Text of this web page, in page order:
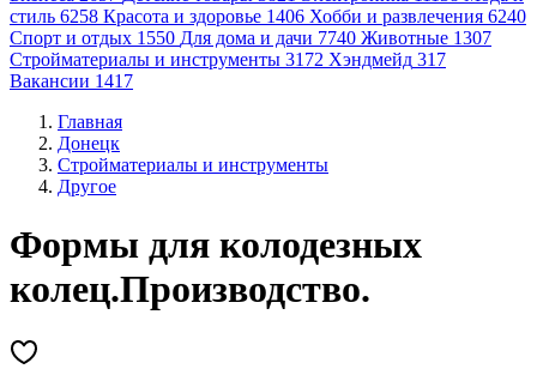
стиль 6258 Красота и здоровье 1406 Хобби и развлечения 6240
Спорт и отдых 1550 Для дома и дачи 7740 Животные 1307
Стройматериалы и инструменты 3172 Хэндмейд 317
Вакансии 1417
Главная
Донецк
Стройматериалы и инструменты
Другое
Формы для колодезных
колец.Производство.